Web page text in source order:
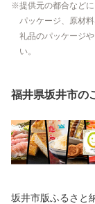
提供元の都合など
パッケージ、原材
礼品のパッケージ
い。
福井県坂井市の
坂井市版ふるさと納税【寄